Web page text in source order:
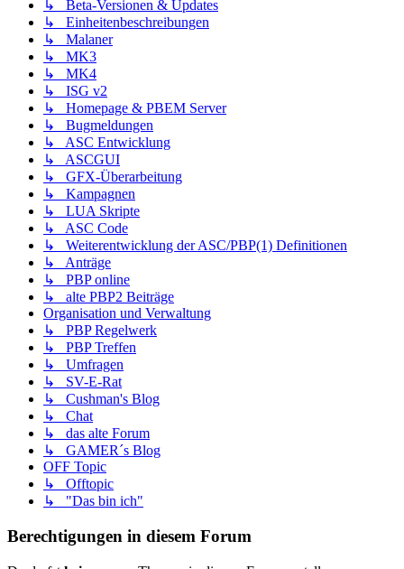
↳ Beta-Versionen & Updates
↳ Einheitenbeschreibungen
↳ Malaner
↳ MK3
↳ MK4
↳ ISG v2
↳ Homepage & PBEM Server
↳ Bugmeldungen
↳ ASC Entwicklung
↳ ASCGUI
↳ GFX-Überarbeitung
↳ Kampagnen
↳ LUA Skripte
↳ ASC Code
↳ Weiterentwicklung der ASC/PBP(1) Definitionen
↳ Anträge
↳ PBP online
↳ alte PBP2 Beiträge
Organisation und Verwaltung
↳ PBP Regelwerk
↳ PBP Treffen
↳ Umfragen
↳ SV-E-Rat
↳ Cushman's Blog
↳ Chat
↳ das alte Forum
↳ GAMER´s Blog
OFF Topic
↳ Offtopic
↳ "Das bin ich"
Berechtigungen in diesem Forum